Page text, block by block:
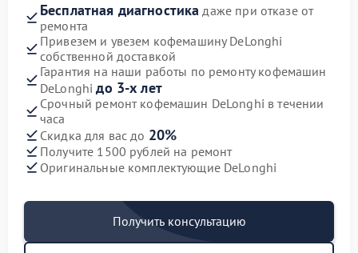
Бесплатная диагностика даже при отказе от
ремонта
Привезем и увезем кофемашину DeLonghi
собственной доставкой
Гарантия на наши работы по ремонту кофемашин
DeLonghiдо 3-х лет
Срочный ремонт кофемашин DeLonghi в течении
часа
Скидка для вас до 20%
Получите 1500 рублей на ремонт
Оригинальные комплектующие DeLonghi
Получить консультацию